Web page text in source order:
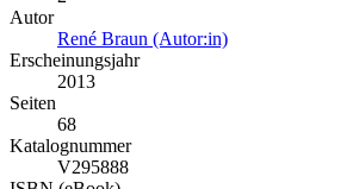
Autor
René Braun (Autor:in)
Erscheinungsjahr
2013
Seiten
68
Katalognummer
V295888